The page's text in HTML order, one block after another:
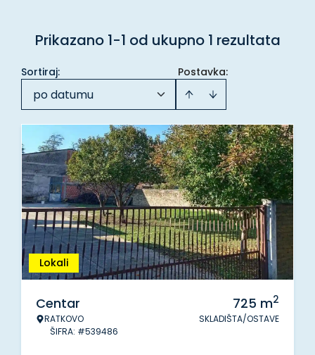
Prikazano 1-1 od ukupno 1 rezultata
Postavka:
Sortiraj:
po datumu
Lokali
Centar
RATKOVO
ŠIFRA: #539486
725 m2
SKLADIŠTA/OSTAVE